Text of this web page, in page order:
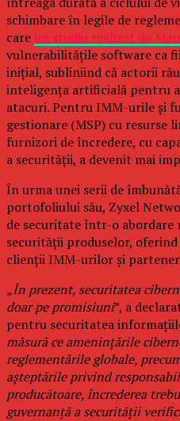
schimbare în legile de
careun studiu realizat de
vulnerabilitățile software ca
inițial, subliniind că actorii
inteligența artificială pentru a
atacuri. Pentru IMM-urile și
gestionare (MSP) cu resurse
furnizori de încredere, cu
a securității, a devenit mai
În urma unei serii de
portofoliului său, Zyxel
de securitate într-o abordare
securității produselor,
clienții IMM-urilor și
„În prezent, securitatea
doar pe promisiuni”, a
pentru securitatea
măsură ce amenințările
reglementările globale,
așteptările privind
producătoare, încrederea
guvernanță a securității